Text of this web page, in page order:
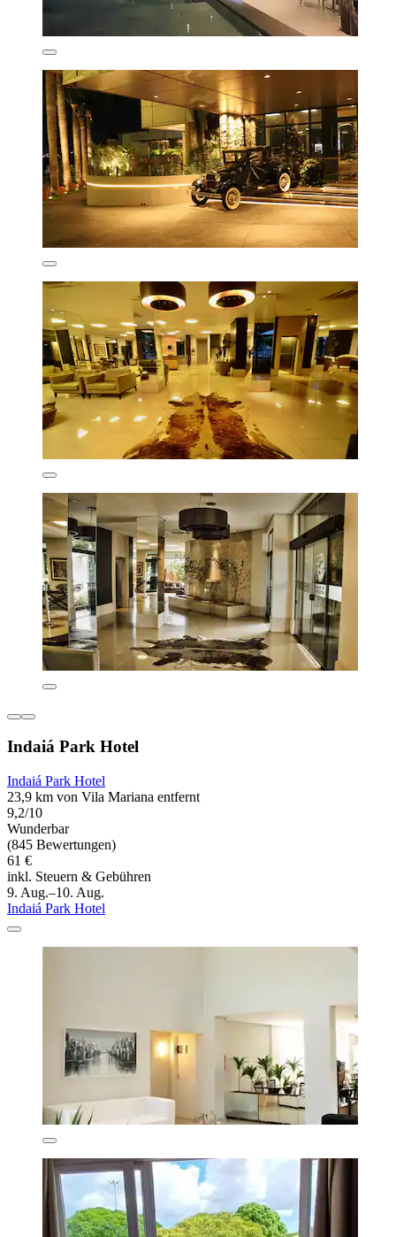
Indaiá Park Hotel
Indaiá Park Hotel
23,9 km von Vila Mariana entfernt
9,2/10
Wunderbar
(845 Bewertungen)
61 €
inkl. Steuern & Gebühren
9. Aug.–10. Aug.
Indaiá Park Hotel